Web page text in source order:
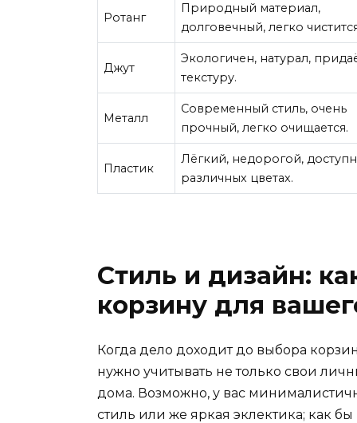
Ротанг
Природный материал,
долговечный, легко
Джут
Экологичен, натурал,
текстуру.
Металл
Современный стиль, очень
прочный, легко очищается.
Пластик
Лёгкий, недорогой,
различных цветах.
Стиль и дизайн:
корзину для
Когда дело доходит до выбора
нужно учитывать не только свои
дома. Возможно, у вас
стиль или же яркая эклектика; как